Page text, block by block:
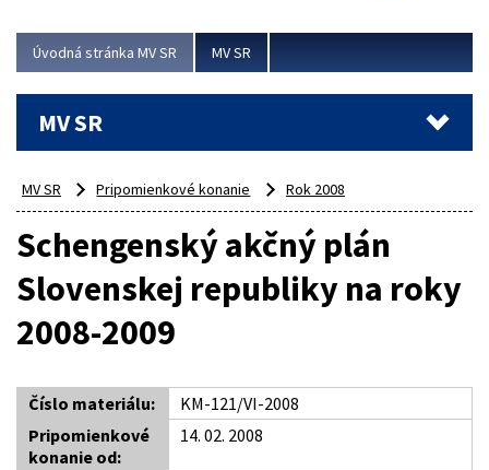
Úvodná stránka MV SR MV SR
MV SR
MV SR Pripomienkové konanie Rok 2008
Schengenský akčný plán
Slovenskej republiky na roky
2008-2009
Číslo materiálu:
KM-121/VI-2008
Pripomienkové
konanie od:
14. 02. 2008